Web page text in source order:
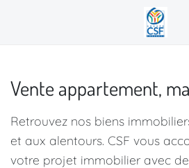
Vente appartement,
Retrouvez nos biens
et aux alentours. CSF vous
votre projet immobilier avec